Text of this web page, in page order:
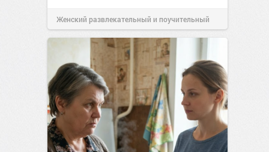
Женский развлекательный и поучительный
сайт.23:4206 авг 2026